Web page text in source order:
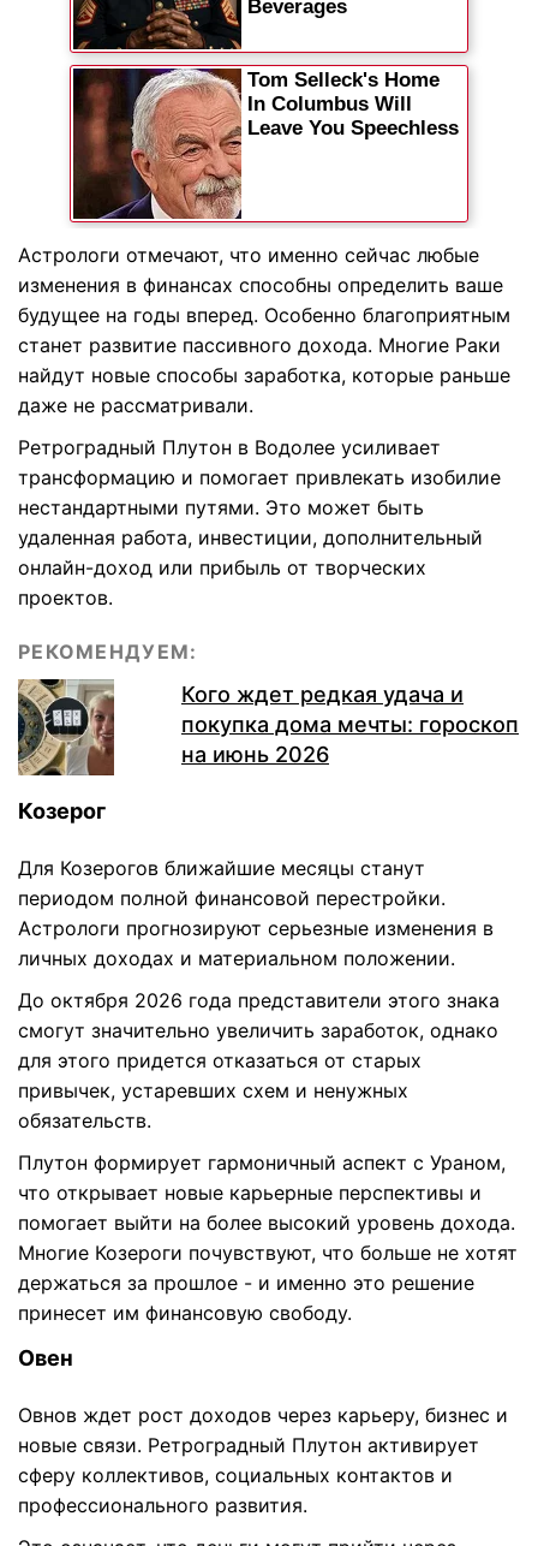
Астрологи отмечают, что именно сейчас любые
изменения в финансах способны определить ваше
будущее на годы вперед. Особенно благоприятным
станет развитие пассивного дохода. Многие Раки
найдут новые способы заработка, которые раньше
даже не рассматривали.
Ретроградный Плутон в Водолее усиливает
трансформацию и помогает привлекать изобилие
нестандартными путями. Это может быть
удаленная работа, инвестиции, дополнительный
онлайн-доход или прибыль от творческих
проектов.
РЕКОМЕНДУЕМ:
Кого ждет редкая удача и
покупка дома мечты: гороскоп
на июнь 2026
Козерог
Для Козерогов ближайшие месяцы станут
периодом полной финансовой перестройки.
Астрологи прогнозируют серьезные изменения в
личных доходах и материальном положении.
До октября 2026 года представители этого знака
смогут значительно увеличить заработок, однако
для этого придется отказаться от старых
привычек, устаревших схем и ненужных
обязательств.
Плутон формирует гармоничный аспект с Ураном,
что открывает новые карьерные перспективы и
помогает выйти на более высокий уровень дохода.
Многие Козероги почувствуют, что больше не хотят
держаться за прошлое - и именно это решение
принесет им финансовую свободу.
Овен
Овнов ждет рост доходов через карьеру, бизнес и
новые связи. Ретроградный Плутон активирует
сферу коллективов, социальных контактов и
профессионального развития.